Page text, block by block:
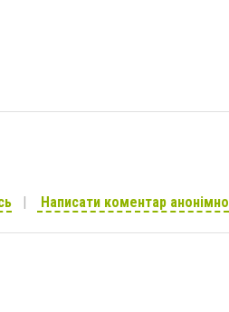
Написати коментар анонімно